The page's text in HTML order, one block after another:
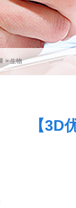
>生物
【3D